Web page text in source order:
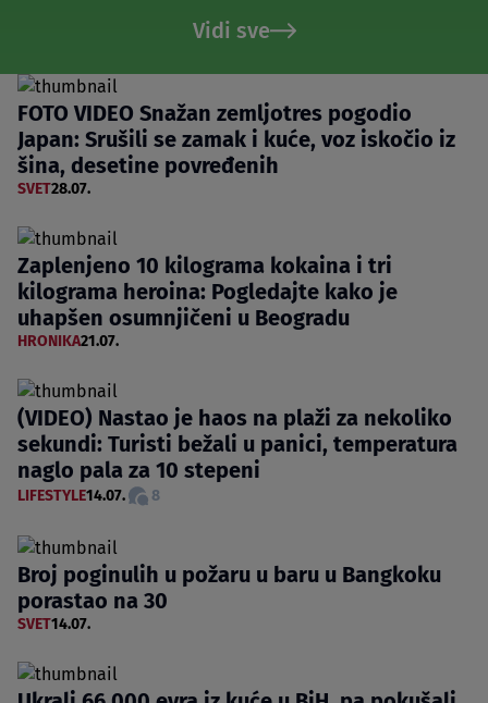
Vidi sve
FOTO VIDEO Snažan zemljotres pogodio
Japan: Srušili se zamak i kuće, voz iskočio iz
šina, desetine povređenih
SVET28.07.
Zaplenjeno 10 kilograma kokaina i tri
kilograma heroina: Pogledajte kako je
uhapšen osumnjičeni u Beogradu
HRONIKA21.07.
(VIDEO) Nastao je haos na plaži za nekoliko
sekundi: Turisti bežali u panici, temperatura
naglo pala za 10 stepeni
LIFESTYLE14.07. 8
Broj poginulih u požaru u baru u Bangkoku
porastao na 30
SVET14.07.